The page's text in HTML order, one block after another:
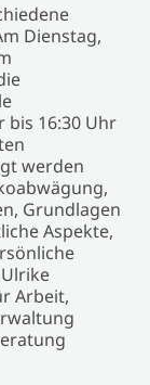
Dienstag,
bis 16:30 Uhr
werden
Grundlagen
Aspekte,
Arbeit,